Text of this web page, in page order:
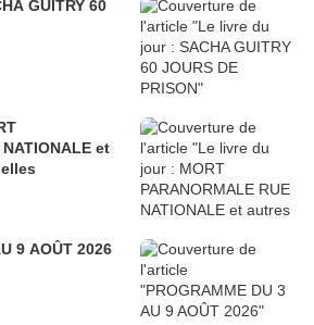
GUITRY 60
NATIONALE et
9 AOÛT 2026